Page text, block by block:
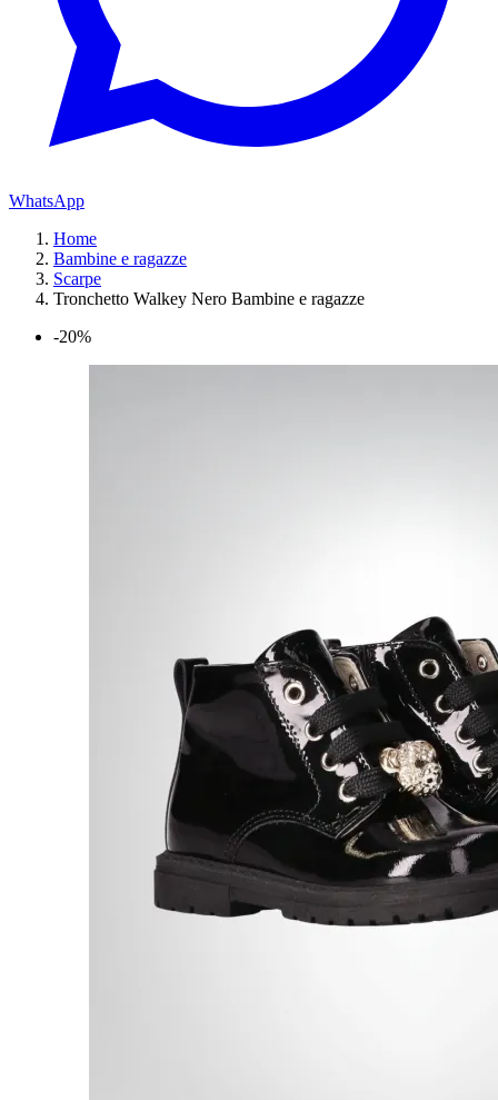
WhatsApp
Home
Bambine e ragazze
Scarpe
Tronchetto Walkey Nero Bambine e ragazze
-20%